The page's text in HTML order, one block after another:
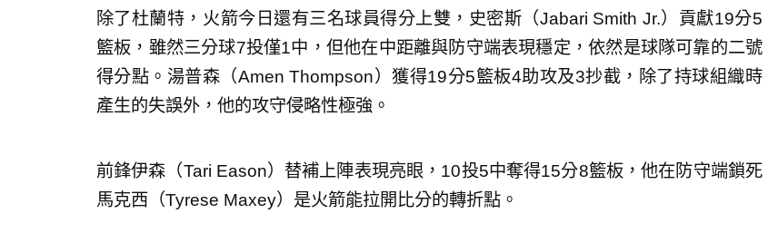
除了杜蘭特，火箭今日還有三名球員得分上雙，史密斯（Jabari Smith Jr.）貢獻19分5
籃板，雖然三分球7投僅1中，但他在中距離與防守端表現穩定，依然是球隊可靠的二號
得分點。湯普森（Amen Thompson）獲得19分5籃板4助攻及3抄截，除了持球組織時
產生的失誤外，他的攻守侵略性極強。
前鋒伊森（Tari Eason）替補上陣表現亮眼，10投5中奪得15分8籃板，他在防守端鎖死
馬克西（Tyrese Maxey）是火箭能拉開比分的轉折點。